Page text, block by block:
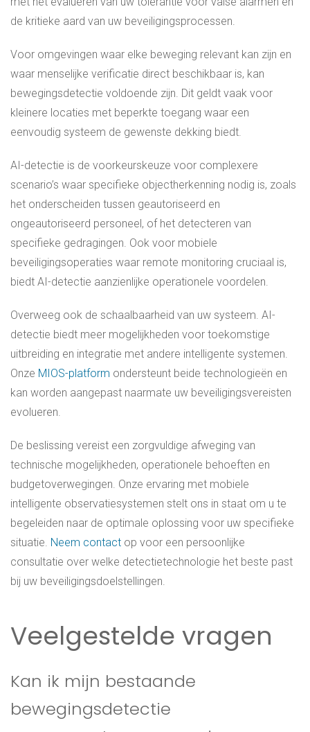
de kritieke aard van uw beveiligingsprocessen.
Voor omgevingen waar elke beweging relevant kan zijn en
waar menselijke verificatie direct beschikbaar is, kan
bewegingsdetectie voldoende zijn. Dit geldt vaak voor
kleinere locaties met beperkte toegang waar een
eenvoudig systeem de gewenste dekking biedt.
AI-detectie is de voorkeurskeuze voor complexere
scenario’s waar specifieke objectherkenning nodig is, zoals
het onderscheiden tussen geautoriseerd en
ongeautoriseerd personeel, of het detecteren van
specifieke gedragingen. Ook voor mobiele
beveiligingsoperaties waar remote monitoring cruciaal is,
biedt AI-detectie aanzienlijke operationele voordelen.
Overweeg ook de schaalbaarheid van uw systeem. AI-
detectie biedt meer mogelijkheden voor toekomstige
uitbreiding en integratie met andere intelligente systemen.
Onze MIOS-platform ondersteunt beide technologieën en
kan worden aangepast naarmate uw beveiligingsvereisten
evolueren.
De beslissing vereist een zorgvuldige afweging van
technische mogelijkheden, operationele behoeften en
budgetoverwegingen. Onze ervaring met mobiele
intelligente observatiesystemen stelt ons in staat om u te
begeleiden naar de optimale oplossing voor uw specifieke
situatie. Neem contact op voor een persoonlijke
consultatie over welke detectietechnologie het beste past
bij uw beveiligingsdoelstellingen.
Veelgestelde vragen
Kan ik mijn bestaande
bewegingsdetectie